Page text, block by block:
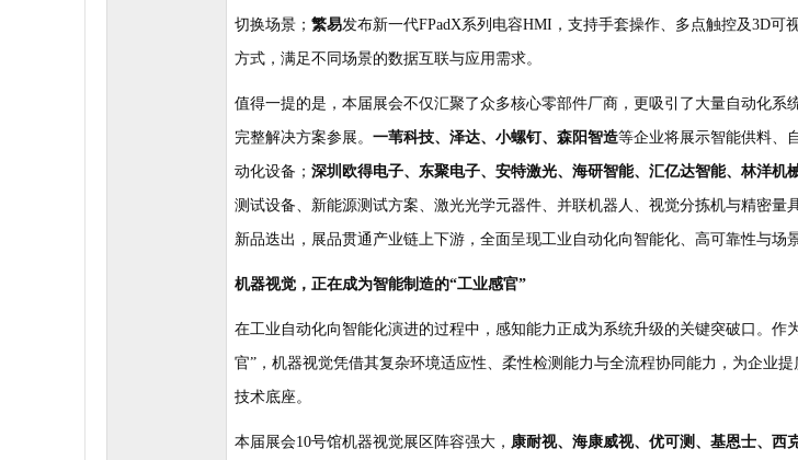
切换场景； 繁易发布新一代FPadX系列电容HMI ，支持手套操作、多点触控及3D可
方式，满足不同场景的数据互联与应用需求。
值得一提的是，本届展会不仅汇聚了众多核心零部件厂商，更吸引了大量自动化系
完整解决方案参展。 一苇科技、泽达、小螺钉、森阳智造等企业将展示智能供料、
动化设备； 深圳欧得电子、东聚电子、安特激光、海研智能、汇亿达智能、林洋机
测试设备、新能源测试方案、激光光学元器件、并联机器人、视觉分拣机与精密量
新品迭出，展品贯通产业链上下游，全面呈现工业自动化向智能化、高可靠性与场
机器视觉，正在成为智能制造的“工业感官”
在工业自动化向智能化演进的过程中，感知能力正成为系统升级的关键突破口。作
官” ，机器视觉凭借其复杂环境适应性、柔性检测能力与全流程协同能力，为企业
技术底座。
本届展会10号馆机器视觉展区阵容强大， 康耐视、海康威视、优可测、基恩士、西